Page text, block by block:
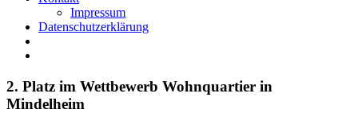
Impressum
Datenschutzerklärung
2. Platz im Wettbewerb Wohnquartier in
Mindelheim